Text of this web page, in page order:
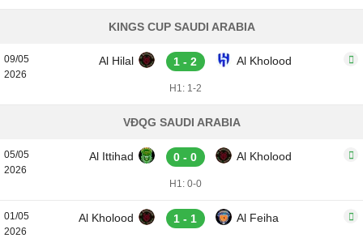
KINGS CUP SAUDI ARABIA
09/05
2026
Al Hilal 1 - 2 Al Kholood
H1: 1-2
VĐQG SAUDI ARABIA
05/05
2026
Al Ittihad 0 - 0 Al Kholood
H1: 0-0
01/05
2026
Al Kholood 1 - 1 Al Feiha